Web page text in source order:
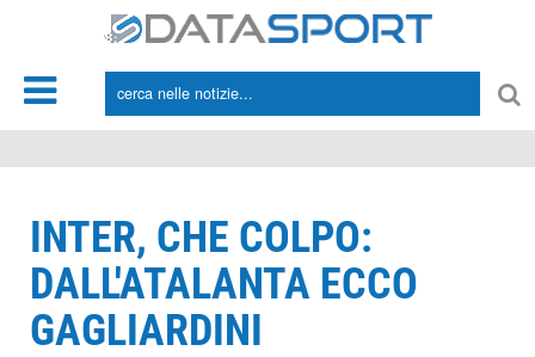
INTER, CHE COLPO:
DALL'ATALANTA ECCO
GAGLIARDINI